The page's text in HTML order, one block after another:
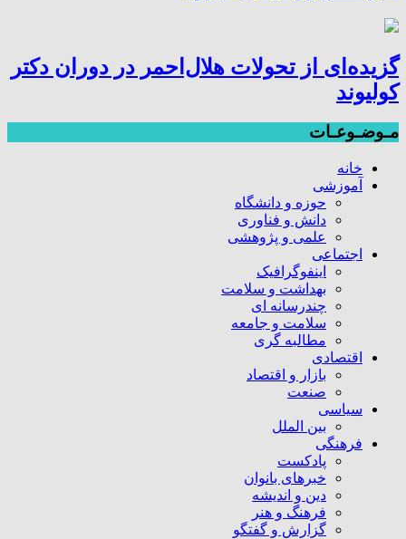
گزیده‌ای از تحولات هلال‌احمر در دوران دکتر
کولیوند
مـوضـوعـات
خانه
آموزشی
حوزه و دانشگاه
دانش و فناوری
علمی و پژوهشی
اجتماعی
اینفوگرافیک
بهداشت و سلامت
چندرسانه ای
سلامت و جامعه
مطالبه گری
اقتصادی
بازار و اقتصاد
صنعت
سیاسی
بین الملل
فرهنگی
پادکست
خبرهای بانوان
دین و اندیشه
فرهنگ و هنر
گزارش و گفتگو